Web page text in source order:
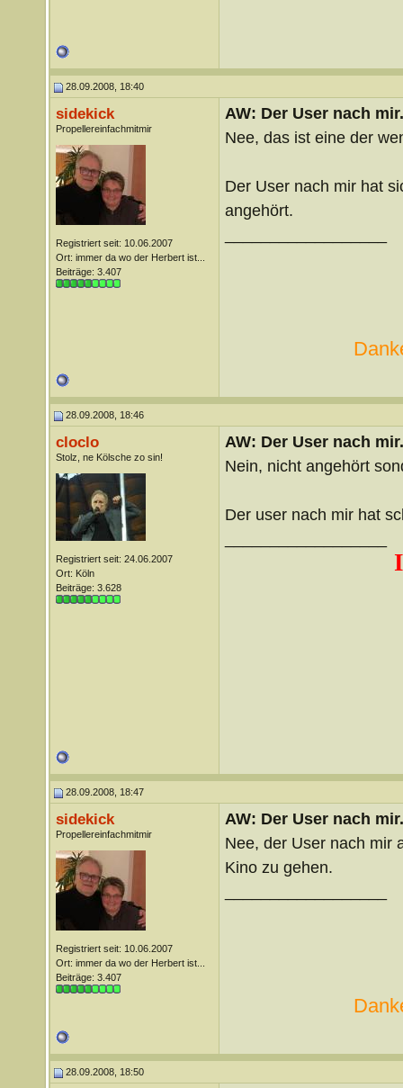
28.09.2008, 18:40
sidekick
Propellereinfachmitmir
Registriert seit: 10.06.2007
Ort: immer da wo der Herbert ist...
Beiträge: 3.407
AW: Der User nach
Nee, das ist eine der
Der User nach mir hat
angehört.
28.09.2008, 18:46
cloclo
Stolz, ne Kölsche zo sin!
Registriert seit: 24.06.2007
Ort: Köln
Beiträge: 3.628
AW: Der User nach
Nein, nicht angehört
Der user nach mir hat
28.09.2008, 18:47
sidekick
Propellereinfachmitmir
Registriert seit: 10.06.2007
Ort: immer da wo der Herbert ist...
Beiträge: 3.407
AW: Der User nach
Nee, der User nach mir
Kino zu gehen.
28.09.2008, 18:50